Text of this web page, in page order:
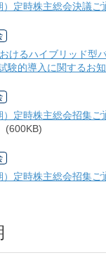
定時株主総会決議ご
けるハイブリッド型
験的導入に関するお
定時株主総会招集ご
[PDF]
(600KB)
定時株主総会招集ご